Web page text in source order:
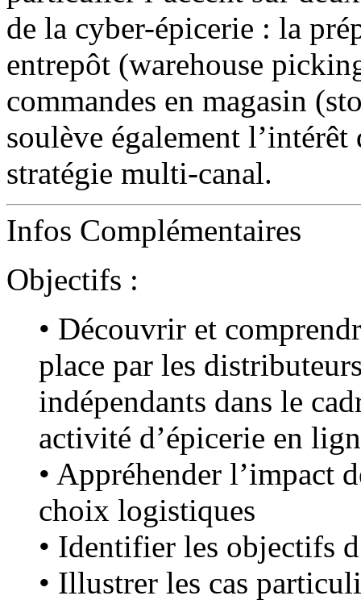
de la cyber-épicerie : la
entrepôt (warehouse
commandes en magasin
soulève également
stratégie multi-canal.
Infos Complémentaires
Objectifs :
• Découvrir et
place par les
indépendants dans le
activité d’épicerie en
• Appréhender l’impact
choix logistiques
• Identifier les objectifs
• Illustrer les cas